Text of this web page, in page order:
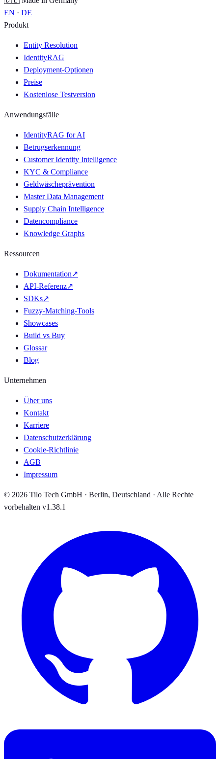
EN · DE
Produkt
Entity Resolution
IdentityRAG
Deployment-Optionen
Preise
Kostenlose Testversion
Anwendungsfälle
IdentityRAG for AI
Betrugserkennung
Customer Identity Intelligence
KYC & Compliance
Geldwäscheprävention
Master Data Management
Supply Chain Intelligence
Datencompliance
Knowledge Graphs
Ressourcen
Dokumentation↗
API-Referenz↗
SDKs↗
Fuzzy-Matching-Tools
Showcases
Build vs Buy
Glossar
Blog
Unternehmen
Über uns
Kontakt
Karriere
Datenschutzerklärung
Cookie-Richtlinie
AGB
Impressum
© 2026 Tilo Tech GmbH · Berlin, Deutschland · Alle Rechte
vorbehalten v1.38.1